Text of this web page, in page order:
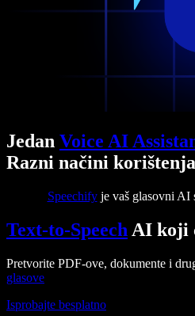
Jedan Voice AI
Razni načini
Speechifyje vaš glasovni AI
Text-to-Speech AI koji
Pretvorite PDF-ove, dokumente i
glasove
Isprobajte besplatno